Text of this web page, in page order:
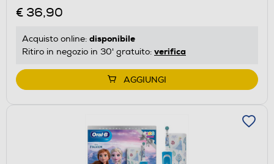
€ 36,90
Acquisto online: disponibile
Ritiro in negozio in 30' gratuito: verifica
AGGIUNGI